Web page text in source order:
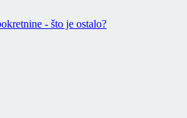
- što je ostalo?